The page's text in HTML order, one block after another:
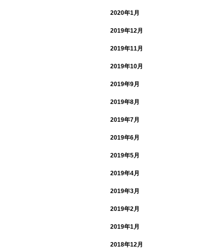
2020年1月
2019年12月
2019年11月
2019年10月
2019年9月
2019年8月
2019年7月
2019年6月
2019年5月
2019年4月
2019年3月
2019年2月
2019年1月
2018年12月